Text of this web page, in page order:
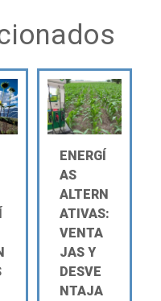
ENERGÍ
AS
ALTERN
ATIVAS:
VENTA
JAS Y
DESVE
NTAJA